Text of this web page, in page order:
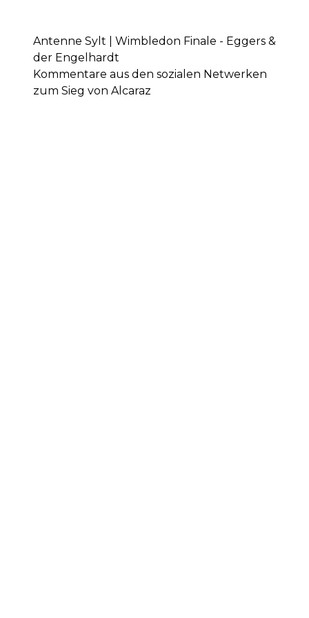
Antenne Sylt | Wimbledon Finale - Eggers &
der Engelhardt
Kommentare aus den sozialen Netwerken
zum Sieg von Alcaraz